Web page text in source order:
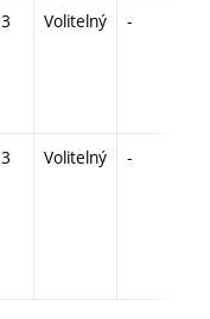
3 Volitelný -
3 Volitelný -